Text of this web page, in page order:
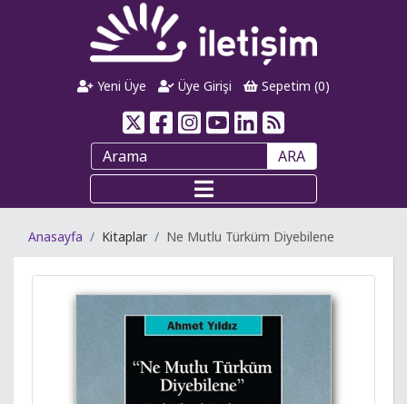
Yeni Üye Üye Girişi Sepetim (0)
ARA
Anasayfa Kitaplar Ne Mutlu Türküm Diyebilene